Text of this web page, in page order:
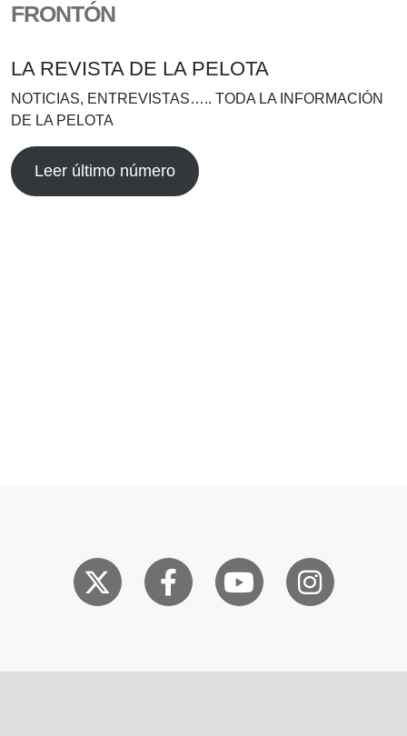
FRONTÓN
LA REVISTA DE LA PELOTA
NOTICIAS, ENTREVISTAS….. TODA LA INFORMACIÓN
DE LA PELOTA
Leer último número